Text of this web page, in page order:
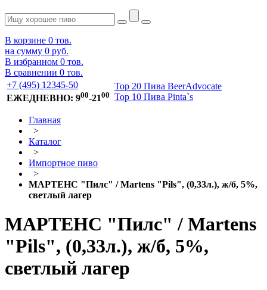
В корзине 0 тов.
на сумму 0 руб.
В избранном 0 тов.
В сравнении 0 тов.
+7 (495) 12345-50
ЕЖЕДНЕВНО: 900-2100
Top 20 Пива BeerAdvocate
Top 10 Пива Pinta`s
Главная
>
Каталог
>
Импортное пиво
>
МАРТЕНС "Пилс" / Martens "Pils", (0,33л.), ж/б, 5%,
светлый лагер
МАРТЕНС "Пилс" / Martens
"Pils", (0,33л.), ж/б, 5%,
светлый лагер